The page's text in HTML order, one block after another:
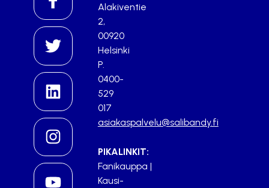
Alakiventie
2,
00920
Helsinki
P.
0400-
529
017
asiakaspalvelu@salibandy.fi
PIKALINKIT:
Fanikauppa |
Kausi-